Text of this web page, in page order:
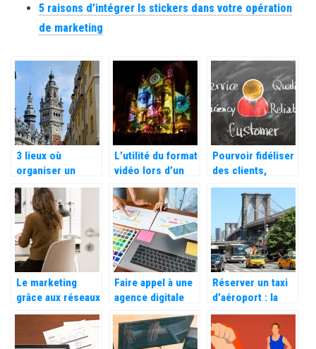
5 raisons d’intégrer ls stickers dans votre opération
de marketing
3 lieux où
organiser un
salon à Lille
L’utilité du format
vidéo lors d’un
lancement de
produit
Pourvoir fidéliser
des clients,
comment faire ?
Le marketing
grâce aux réseaux
sociaux.
Faire appel à une
agence digitale
pour booster son
référencement
Réserver un taxi
d’aéroport : la
nouvelle méthode
la plus pratique
pour vos voyages